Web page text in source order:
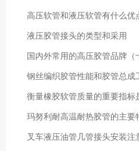
液压胶管接头的类型和采用
国内外常用的高压胶管品牌（
钢丝编织胶管性能和胶管总成
叉车液压油管几管接头安装注